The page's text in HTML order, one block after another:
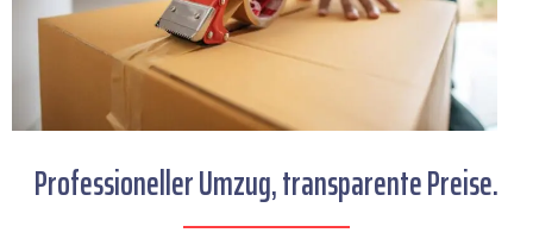
Professioneller Umzug, transparente Preise.